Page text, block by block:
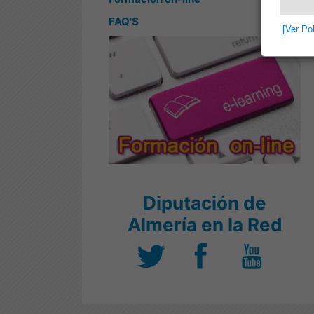
[Ver
FAQ'S
Diputación de
Almería en la Red